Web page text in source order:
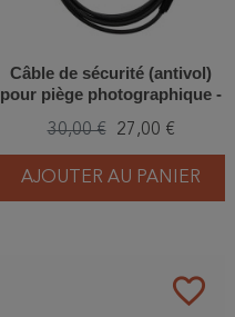
Câble de sécurité (antivol)
pour piège photographique -
30,00 € 27,00 €
AJOUTER AU PANIER
favorite_border